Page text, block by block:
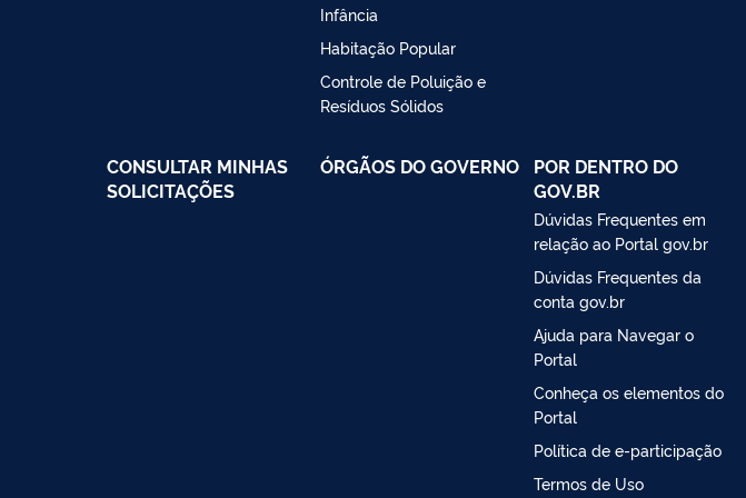
Infância
Habitação Popular
Controle de Poluição e
Resíduos Sólidos
CONSULTAR MINHAS
SOLICITAÇÕES
ÓRGÃOS DO GOVERNO
POR DENTRO DO
GOV.BR
Dúvidas Frequentes em
relação ao Portal gov.br
Dúvidas Frequentes da
conta gov.br
Ajuda para Navegar o
Portal
Conheça os elementos do
Portal
Política de e-participação
Termos de Uso